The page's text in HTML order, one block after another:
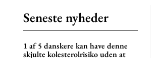
Seneste nyheder
1 af 5 danskere kan have denne
skjulte kolesterolrisiko uden at